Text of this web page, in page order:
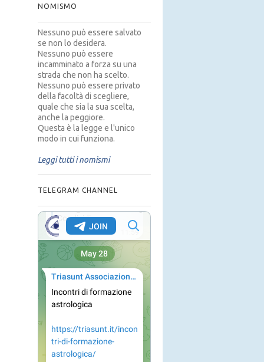
NOMISMO
Nessuno può essere salvato
se non lo desidera.
Nessuno può essere
incamminato a forza su una
strada che non ha scelto.
Nessuno può essere privato
della facoltà di scegliere,
quale che sia la sua scelta,
anche la peggiore.
Questa è la legge e l'unico
modo in cui funziona.
Leggi tutti i nomismi
TELEGRAM CHANNEL